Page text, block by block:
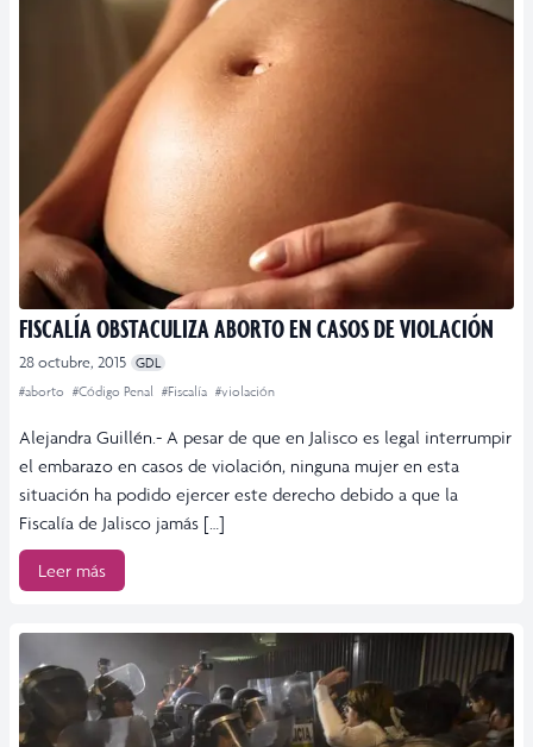
FISCALÍA OBSTACULIZA ABORTO EN CASOS DE VIOLACIÓN
28 octubre, 2015 GDL
#aborto #Código Penal #Fiscalía #violación
Alejandra Guillén.- A pesar de que en Jalisco es legal interrumpir
el embarazo en casos de violación, ninguna mujer en esta
situación ha podido ejercer este derecho debido a que la
Fiscalía de Jalisco jamás […]
Leer más